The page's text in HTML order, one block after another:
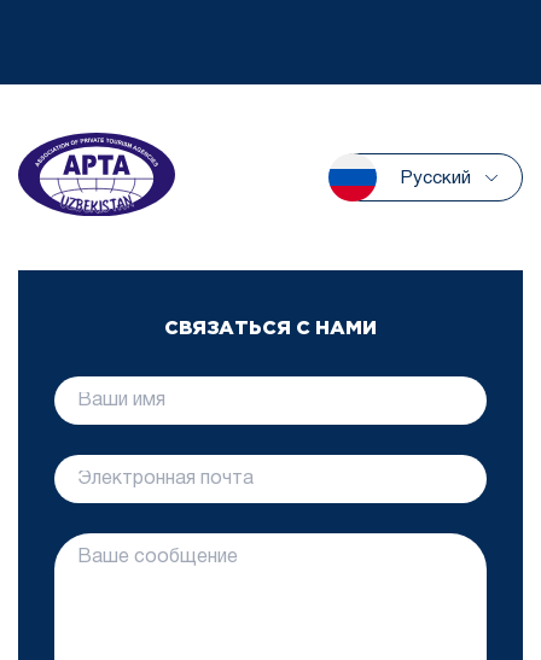
Русский
СВЯЗАТЬСЯ С НАМИ